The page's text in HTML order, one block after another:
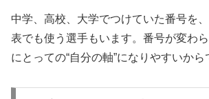
中学、高校、大学でつけていた番号を
表でも使う選手もいます。番号が変わ
にとっての“自分の軸”になりやすいから